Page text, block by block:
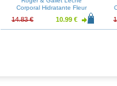
Corporal Hidratante Fleur
14.83 € 10.99 €